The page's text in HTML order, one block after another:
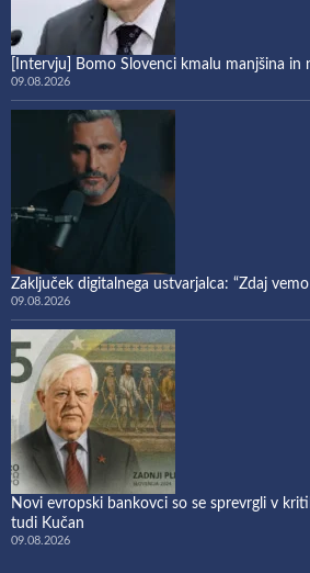
[Intervju] Bomo Slovenci kmalu manjšina in
09.08.2026
Zaključek digitalnega ustvarjalca: “Zdaj
09.08.2026
Novi evropski bankovci so se sprevrgli v
tudi Kučan
09.08.2026